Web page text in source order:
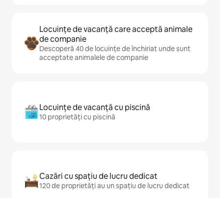
Locuințe de vacanță care acceptă animale
de companie
Descoperă 40 de locuințe de închiriat unde sunt
acceptate animalele de companie
Locuințe de vacanță cu piscină
10 proprietăți cu piscină
Cazări cu spațiu de lucru dedicat
120 de proprietăți au un spațiu de lucru dedicat